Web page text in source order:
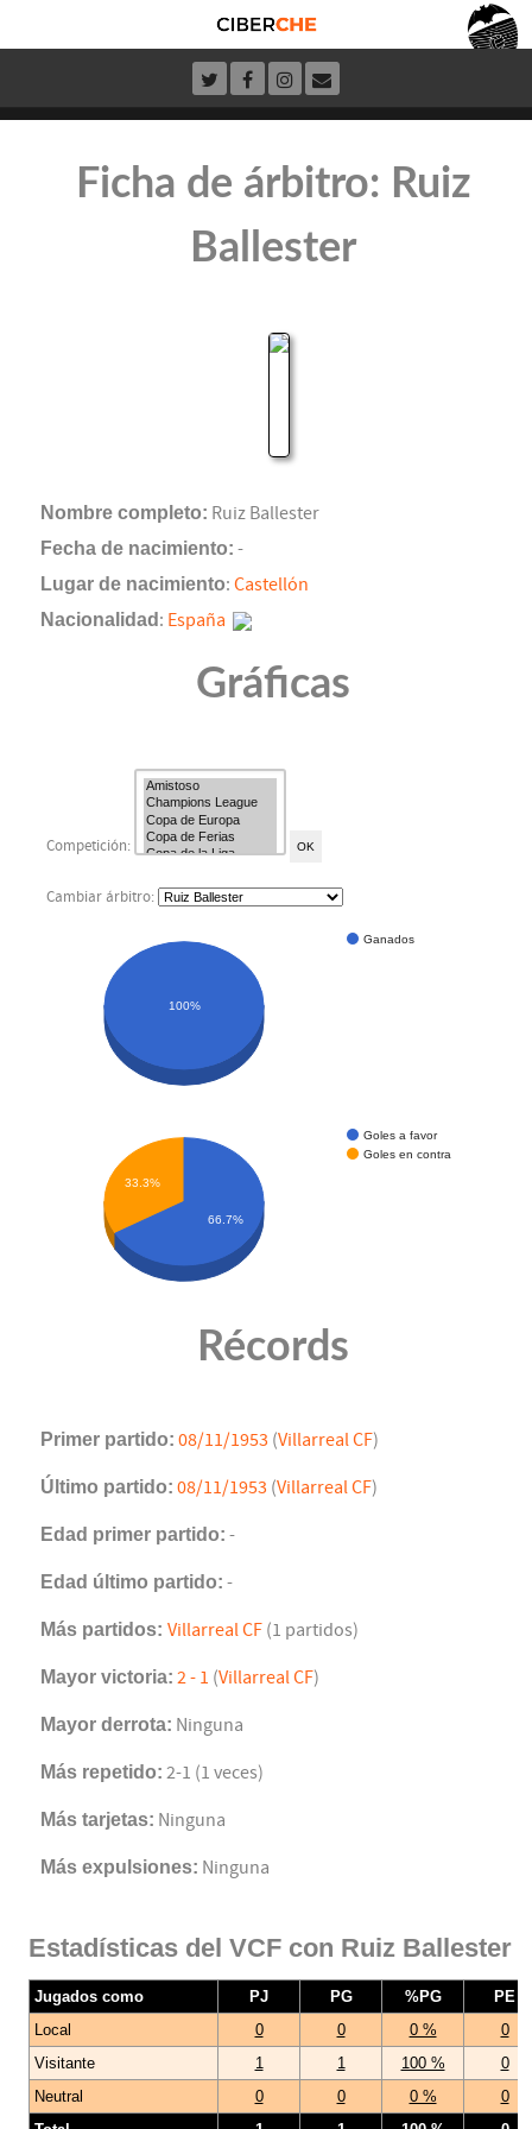
Ficha de árbitro: Ruiz
Ballester
Nombre completo: Ruiz Ballester
Fecha de nacimiento: -
Lugar de nacimiento: Castellón
Nacionalidad : España
Gráficas
Competición:
Cambiar árbitro:
Ganados
100%
Goles a favor
Goles en contra
33.3%
66.7%
Récords
Primer partido: 08/11/1953 (Villarreal CF)
Último partido: 08/11/1953 (Villarreal CF)
Edad primer partido: -
Edad último partido: -
Más partidos: Villarreal CF (1 partidos)
Mayor victoria: 2 - 1 (Villarreal CF)
Mayor derrota: Ninguna
Más repetido: 2-1 (1 veces)
Más tarjetas: Ninguna
Más expulsiones: Ninguna
Estadísticas del VCF con Ruiz Ballester
Jugados como PJ PG %PG
PE
Local
0 0 0 %
0
Visitante
1 1 100 %
0
Neutral
0 0 0 %
0